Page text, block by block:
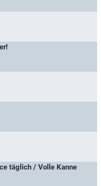
täglich / Volle Kanne